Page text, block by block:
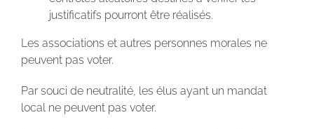
justificatifs pourront être réalisés.
Les associations et autres personnes morales ne
peuvent pas voter.
Par souci de neutralité, les élus ayant un mandat
local ne peuvent pas voter.